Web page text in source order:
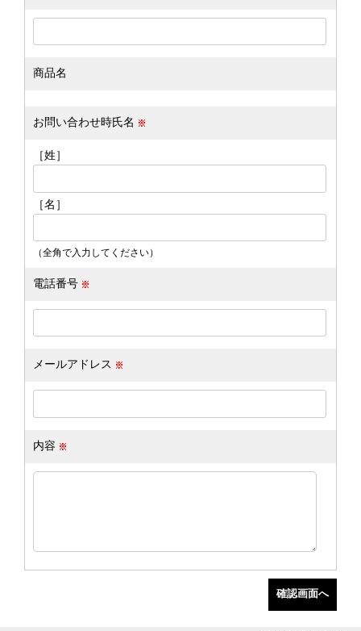
商品名
お問い合わせ時氏名
［姓］
［名］
（全角で入力してください）
電話番号
メールアドレス
内容